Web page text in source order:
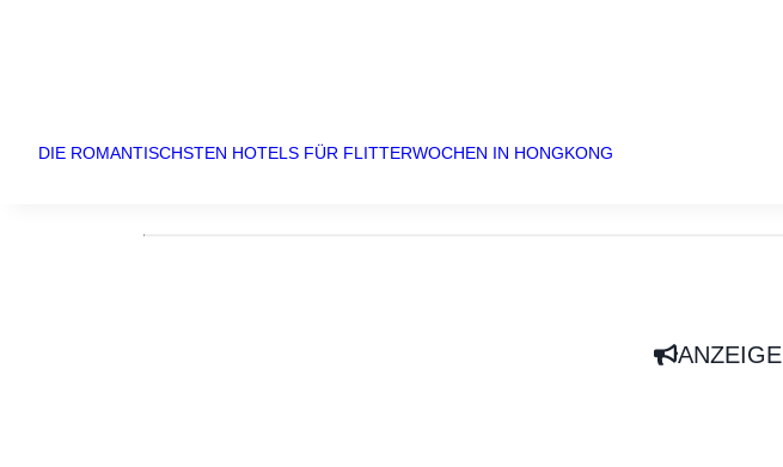
DIE ROMANTISCHSTEN HOTELS FÜR FLITTERWOCHEN IN HONGKONG
ANZEIGE